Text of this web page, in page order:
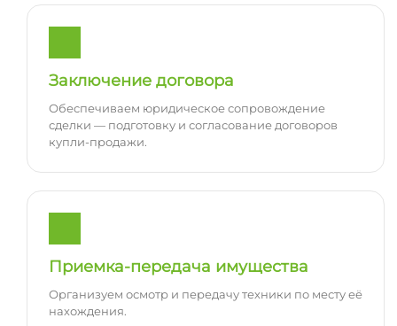
Заключение договора
Обеспечиваем юридическое сопровождение
сделки — подготовку и согласование договоров
купли-продажи.
Приемка-передача имущества
Организуем осмотр и передачу техники по месту её
нахождения.